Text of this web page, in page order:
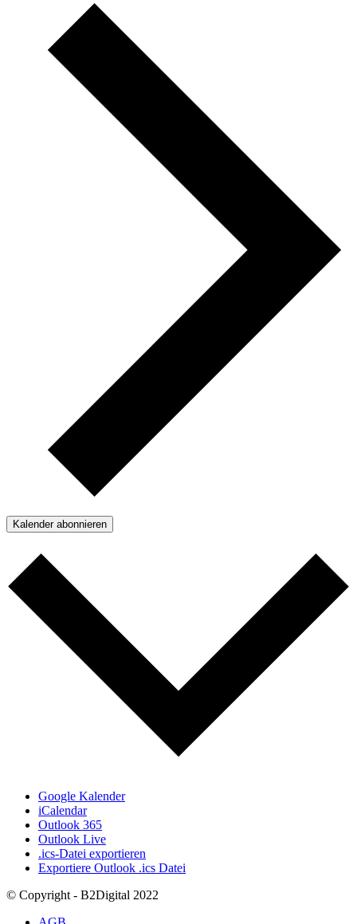
Kalender abonnieren
Google Kalender
iCalendar
Outlook 365
Outlook Live
.ics-Datei exportieren
Exportiere Outlook .ics Datei
© Copyright - B2Digital 2022